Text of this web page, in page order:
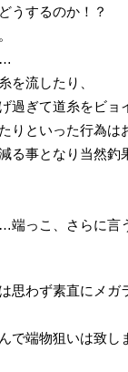
うするのか！？
を流したり、
過ぎて道糸をビョ
りといった行為は
る事となり当然釣
っこ、さらに言
思わず素直にメガ
で端物狙いは致